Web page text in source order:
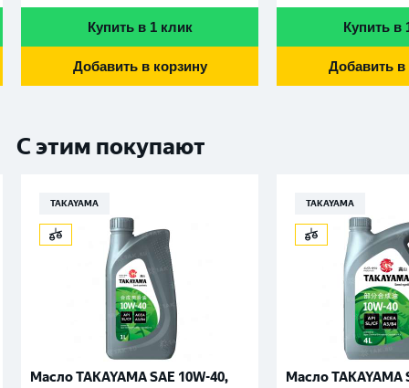
Купить в 1 клик
Добавить в корзину
Купить в
Добавить в
С этим покупают
TAKAYAMA
Масло TAKAYAMA SAE 10W-40,
TAKAYAMA
Масло TAKAYAMA